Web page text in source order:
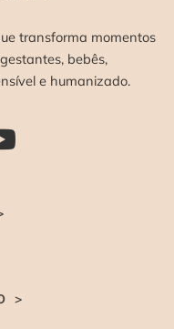
transforma momentos
bebês,
e humanizado.
>